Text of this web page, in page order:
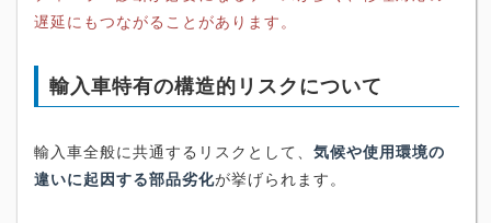
遅延にもつながることがあります。
輸入車特有の構造的リスクについて
輸入車全般に共通するリスクとして、 気候や使用環境の
違いに起因する部品劣化が挙げられます。